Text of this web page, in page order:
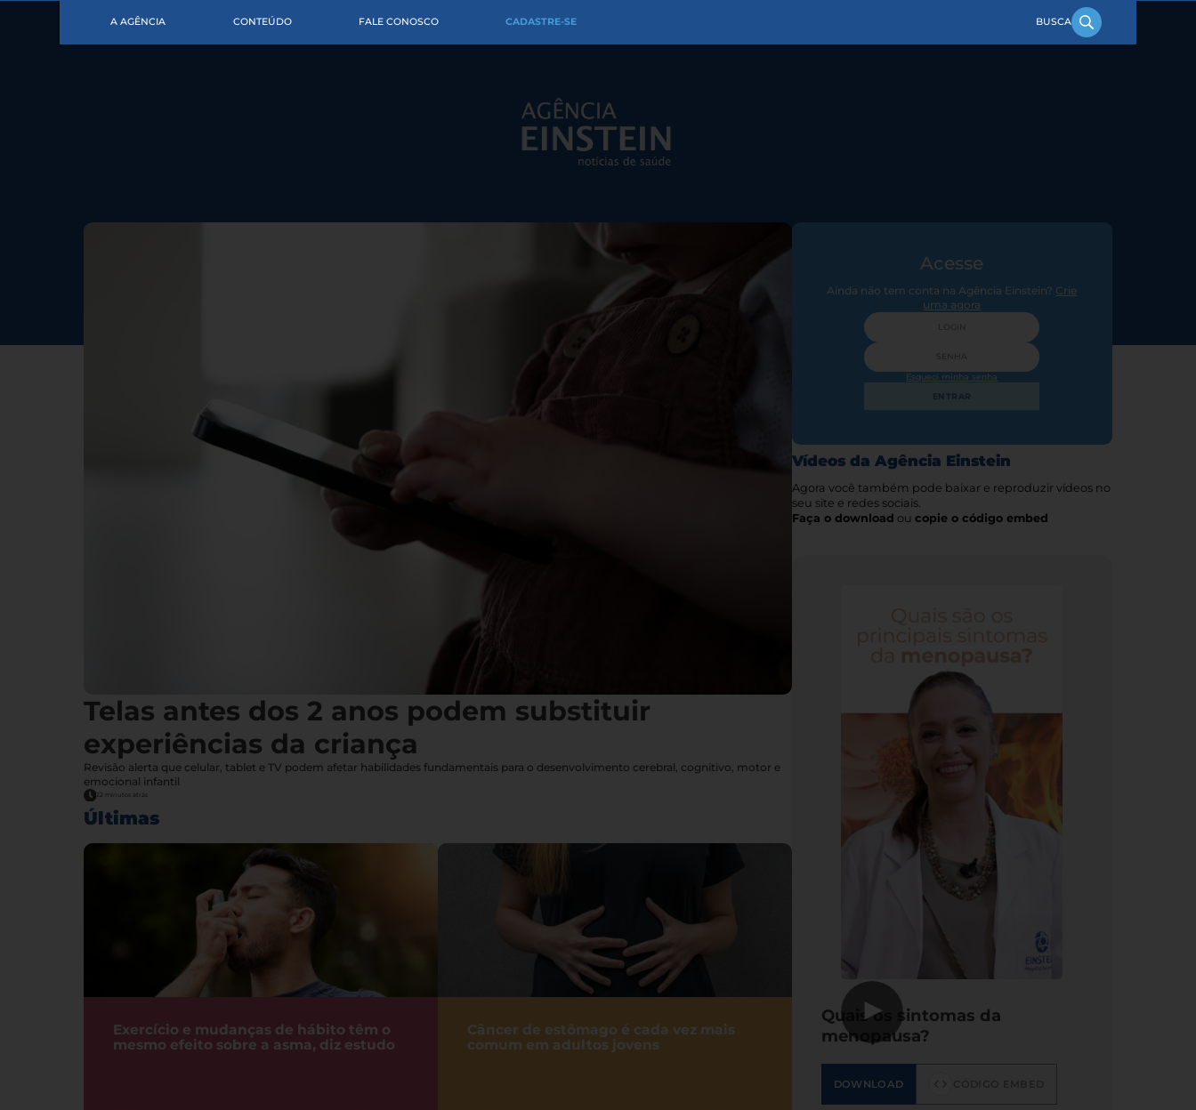
A AGÊNCIA CONTEÚDO FALE CONOSCO CADASTRE-SE
Telas antes dos 2 anos podem substituir
experiências da criança
Revisão alerta que celular, tablet e TV podem afetar habilidades fundamentais para o desenvolvimento cerebral, cognitivo, motor e
emocional infantil
22 minutos atrás
Últimas
Exercício e mudanças de hábito têm o
mesmo efeito sobre a asma, diz estudo
Câncer de estômago é cada vez mais
comum em adultos jovens
Acesse
Ainda não tem conta na Agência Einstein? Crie
uma agora
Esqueci minha senha
ENTRAR
Vídeos da Agência Einstein
Agora você também pode baixar e reproduzir vídeos no
seu site e redes sociais.
Faça o download ou copie o código embed
▶
Quais os sintomas da
menopausa?
DOWNLOAD